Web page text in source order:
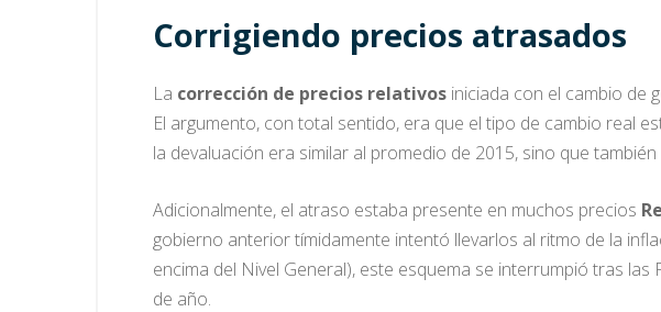
Corrigiendo precios atrasados
La corrección de precios relativos iniciada con el cambio de
El argumento, con total sentido, era que el tipo de cambio real
la devaluación era similar al promedio de 2015, sino que
Adicionalmente, el atraso estaba presente en muchos precios
gobierno anterior tímidamente intentó llevarlos al ritmo de la
encima del Nivel General), este esquema se interrumpió tras
de año.